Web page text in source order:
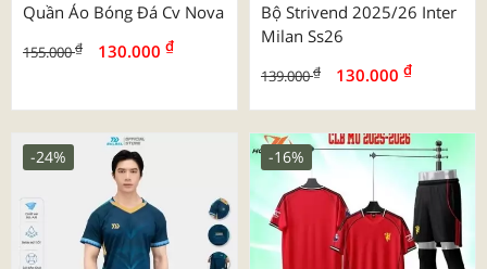
Quần Áo Bóng Đá Cv Nova
155.000₫ 130.000 ₫
Bộ Strivend 2025/26 Inter
Milan Ss26
139.000₫ 130.000 ₫
-24% -16%